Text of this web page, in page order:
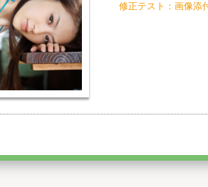
修正テスト：画像添